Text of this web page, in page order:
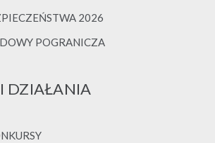
2026
POGRANICZA
DZIAŁANIA